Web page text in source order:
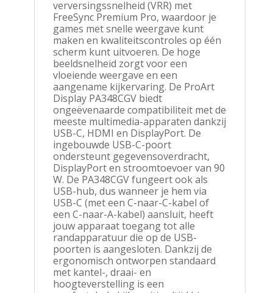
verversingssnelheid (VRR) met
FreeSync Premium Pro, waardoor je
games met snelle weergave kunt
maken en kwaliteitscontroles op één
scherm kunt uitvoeren. De hoge
beeldsnelheid zorgt voor een
vloeiende weergave en een
aangename kijkervaring. De ProArt
Display PA348CGV biedt
ongeëvenaarde compatibiliteit met de
meeste multimedia-apparaten dankzij
USB-C, HDMI en DisplayPort. De
ingebouwde USB-C-poort
ondersteunt gegevensoverdracht,
DisplayPort en stroomtoevoer van 90
W. De PA348CGV fungeert ook als
USB-hub, dus wanneer je hem via
USB-C (met een C-naar-C-kabel of
een C-naar-A-kabel) aansluit, heeft
jouw apparaat toegang tot alle
randapparatuur die op de USB-
poorten is aangesloten. Dankzij de
ergonomisch ontworpen standaard
met kantel-, draai- en
hoogteverstelling is een